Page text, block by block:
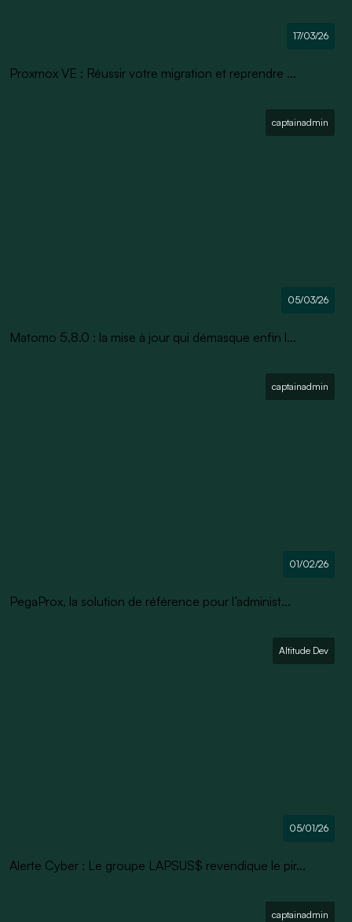
17/03/26
Proxmox VE : Réussir votre migration et reprendre ...
captainadmin
05/03/26
Matomo 5.8.0 : la mise à jour qui démasque enfin l...
captainadmin
01/02/26
PegaProx, la solution de référence pour l’administ...
Altitude Dev
05/01/26
Alerte Cyber : Le groupe LAPSUS$ revendique le pir...
captainadmin